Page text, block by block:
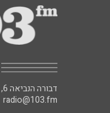
דבורה הנביאה 6, רמת השרון
radio@103.fm